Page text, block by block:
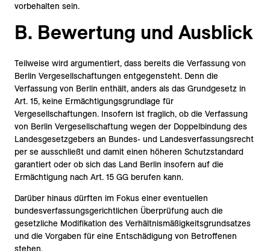
vorbehalten sein.
B. Bewertung und Ausblick
Teilweise wird argumentiert, dass bereits die Verfassung von
Berlin Vergesellschaftungen entgegensteht. Denn die
Verfassung von Berlin enthält, anders als das Grundgesetz in
Art. 15, keine Ermächtigungsgrundlage für
Vergesellschaftungen. Insofern ist fraglich, ob die Verfassung
von Berlin Vergesellschaftung wegen der Doppelbindung des
Landesgesetzgebers an Bundes- und Landesverfassungsrecht
per se ausschließt und damit einen höheren Schutzstandard
garantiert oder ob sich das Land Berlin insofern auf die
Ermächtigung nach Art. 15 GG berufen kann.
Darüber hinaus dürften im Fokus einer eventuellen
bundesverfassungsgerichtlichen Überprüfung auch die
gesetzliche Modifikation des Verhältnismäßigkeitsgrundsatzes
und die Vorgaben für eine Entschädigung von Betroffenen
stehen.